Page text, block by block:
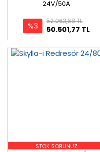
24V/50A
%3 50.501,77 TL
52.063,68 TL
STOK SORUNUZ